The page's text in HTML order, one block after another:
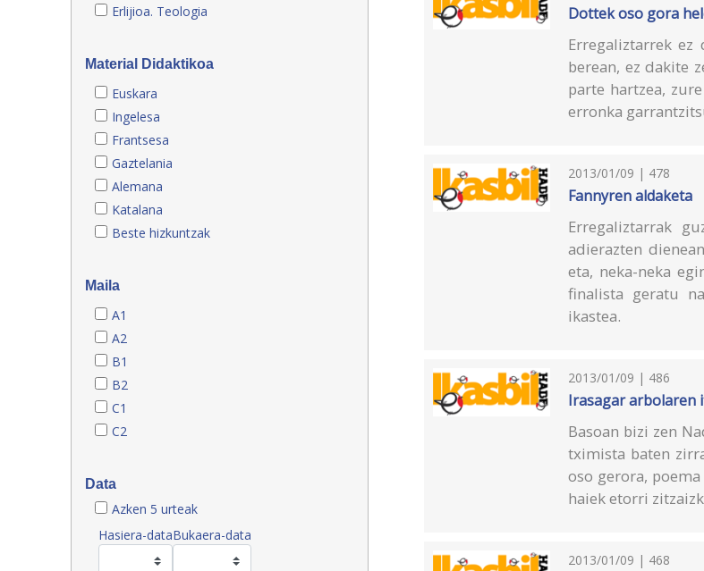
Erlijioa. Teologia
Material Didaktikoa
Euskara
Ingelesa
Frantsesa
Gaztelania
Alemana
Katalana
Beste hizkuntzak
Maila
A1
A2
B1
B2
C1
C2
Data
Azken 5 urteak
Hasiera-dataBukaera-data
Dottek oso gora
Erregaliztarrek
berean, ez dakite
parte hartzea,
erronka
2013/01/09 | 478
Fannyren aldaketa
Erregaliztarrak
adierazten
eta, neka-neka
finalista geratu
ikastea.
2013/01/09 | 486
Irasagar arbolaren
Basoan bizi zen
tximista baten
oso gerora,
haiek etorri
2013/01/09 | 468